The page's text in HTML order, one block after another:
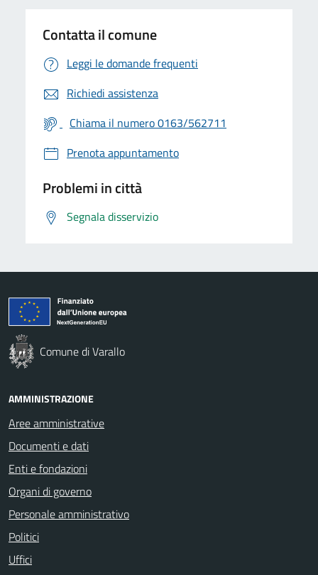
Contatta il comune
Leggi le domande frequenti
Richiedi assistenza
Chiama il numero 0163/562711
Prenota appuntamento
Problemi in città
Segnala disservizio
Comune di Varallo
AMMINISTRAZIONE
Aree amministrative
Documenti e dati
Enti e fondazioni
Organi di governo
Personale amministrativo
Politici
Uffici